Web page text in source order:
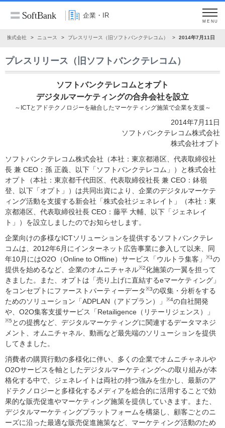
企業・IR
MENU
ク株式会社 ニュース プレスリリース（旧ソフトバンクテレコム） 2014年7月11日
プレスリリース（旧ソフトバンクテレコム）
ソフトバンクテレコムとオプト
デジタルマーケティングの合弁会社を設立
～ICTとアドテクノロジーを融合したマーケティング施策で企業を支援～
2014年7月11日
ソフトバンクテレコム株式会社
株式会社オプト
ソフトバンクテレコム株式会社（本社：東京都港区、代表取締役社
長 兼 CEO：孫 正義、以下「ソフトバンクテレコム」）と株式会社
オプト（本社：東京都千代田区、代表取締役社長 兼 CEO：鉢嶺
登、以下「オプト」）は共同出資により、企業のデジタルマーケテ
ィング活動を支援する新会社「株式会社ジェネレイト」（本社：東
京都港区、代表取締役社長 CEO：藤平 大輔、以下「ジェネレイ
ト」）を設立しましたのでお知らせします。
企業向けの多様なICTソリューションを提供するソフトバンクテレ
コムは、2012年6月にインターネット広告事業に参入して以来、同
年10月にはO2O（Online to Offline）サービス「ウルトラ集客」
※1の
提供を始めるなど、企業のオムニチャネル※2化施策の一翼を担って
きました。また、オプトは「売り上げに直結するeマーケティング」
をコンセプトにファーストパーティーデータ※3の収集・分析をする
ためのソリューション「ADPLAN（アドプラン）」
※4の自社開発
や、O2O集客支援サービス「Retailigence（リテーリジェンス）」
※5 との提携など、デジタルマーケティングに関連するデータマネジ
メント、オムニチャネル、動画など最先端のソリューションを提供
してきました。
消費者の購買行動の多様化に伴い、多くの企業でオムニチャネルや
O2Oサービスを軸としたデジタルマーケティングへの取り組みが本
格化する中で、ジェネレイトは両社の持つ強みを生かし、最新のア
ドテクノロジーと多様化するメディアを総合的に活用することで効
果的な販売促進やマーケティング施策を提供していきます。また、
デジタルマーケティングプラットフォームを構築し、顧客ごとのニ
ーズに沿った最適な販売促進施策など、マーケティング活動のため